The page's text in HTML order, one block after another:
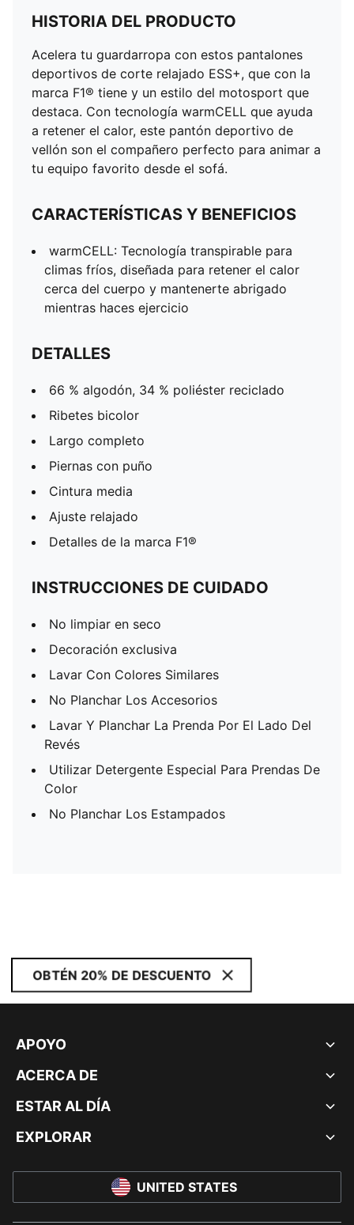
DETALLES
66 % algodón, 34 % poliéster reciclado
Ribetes bicolor
Largo completo
Piernas con puño
Cintura media
Ajuste relajado
Detalles de la marca F1®
HISTORIA DEL PRODUCTO
Acelera tu guardarropa con estos pantalones
deportivos de corte relajado ESS+, que con la
marca F1® tiene y un estilo del motosport que
destaca. Con tecnología warmCELL que ayuda
a retener el calor, este pantón deportivo de
vellón son el compañero perfecto para animar a
tu equipo favorito desde el sofá.
CARACTERÍSTICAS Y BENEFICIOS
warmCELL: Tecnología transpirable para
climas fríos, diseñada para retener el calor
cerca del cuerpo y mantenerte abrigado
mientras haces ejercicio
DETALLES
66 % algodón, 34 % poliéster reciclado
Ribetes bicolor
Largo completo
Piernas con puño
Cintura media
Ajuste relajado
Detalles de la marca F1®
INSTRUCCIONES DE CUIDADO
No limpiar en seco
Decoración exclusiva
Lavar Con Colores Similares
No Planchar Los Accesorios
Lavar Y Planchar La Prenda Por El Lado Del
Revés
Utilizar Detergente Especial Para Prendas De
Color
No Planchar Los Estampados
OBTÉN 20% DE DESCUENTO
APOYO
ACERCA DE
ESTAR AL DÍA
EXPLORAR
UNITED STATES